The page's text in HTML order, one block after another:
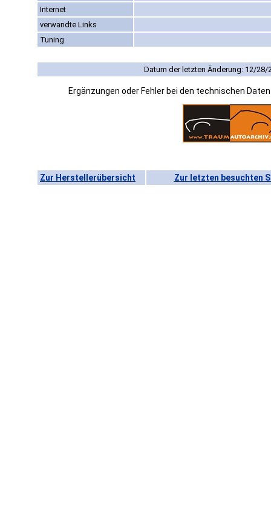
Internet
verwandte Links
Tuning
Datum der letzten Änderung: 12/28/
Ergänzungen oder Fehler bei den technischen
Zur Herstellerübersicht Zur letzten besuchten